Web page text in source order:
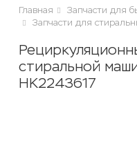
Главная
Запчасти для
Запчасти для
стиральной
HK2243617